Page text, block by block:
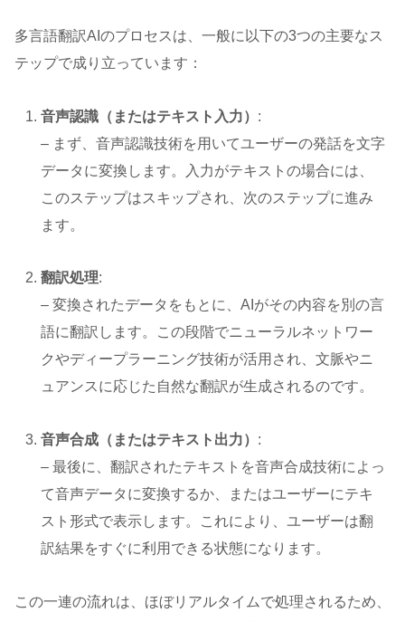
多言語翻訳AIのプロセスは、一般に以下の3つの主要なス
テップで成り立っています：
音声認識（またはテキスト入力） :
– まず、音声認識技術を用いてユーザーの発話を文字
データに変換します。入力がテキストの場合には、
このステップはスキップされ、次のステップに進み
ます。
翻訳処理:
– 変換されたデータをもとに、AIがその内容を別の言
語に翻訳します。この段階でニューラルネットワー
クやディープラーニング技術が活用され、文脈やニ
ュアンスに応じた自然な翻訳が生成されるのです。
音声合成（またはテキスト出力） :
– 最後に、翻訳されたテキストを音声合成技術によっ
て音声データに変換するか、またはユーザーにテキ
スト形式で表示します。これにより、ユーザーは翻
訳結果をすぐに利用できる状態になります。
この一連の流れは、ほぼリアルタイムで処理されるため、